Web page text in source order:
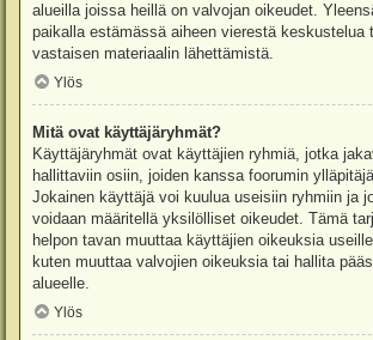
alueilla joissa heillä on valvojan oikeudet.
paikalla estämässä aiheen vierestä keskustelua
vastaisen materiaalin lähettämistä.
Ylös
Mitä ovat käyttäjäryhmät?
Käyttäjäryhmät ovat käyttäjien ryhmiä, jotka
hallittaviin osiin, joiden kanssa foorumin
Jokainen käyttäjä voi kuulua useisiin ryhmiin ja
voidaan määritellä yksilölliset oikeudet. Tämä
helpon tavan muuttaa käyttäjien oikeuksia
kuten muuttaa valvojien oikeuksia tai hallita
alueelle.
Ylös